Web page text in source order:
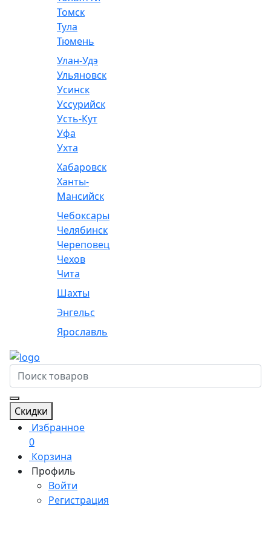
Томск
Тула
Тюмень
Улан-Удэ
Ульяновск
Усинск
Уссурийск
Усть-Кут
Уфа
Ухта
Хабаровск
Ханты-
Мансийск
Чебоксары
Челябинск
Череповец
Чехов
Чита
Шахты
Энгельс
Ярославль
Скидки
Избранное
0
Корзина
Профиль
Войти
Регистрация